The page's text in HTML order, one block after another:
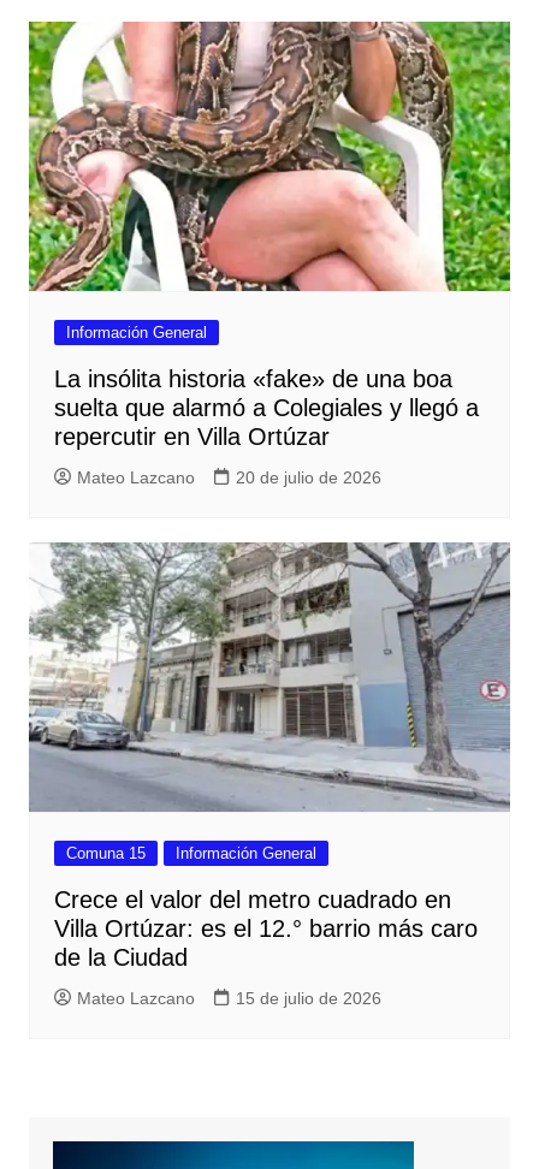
Información General
La insólita historia «fake» de una boa
suelta que alarmó a Colegiales y llegó a
repercutir en Villa Ortúzar
Mateo Lazcano 20 de julio de 2026
Comuna 15 Información General
Crece el valor del metro cuadrado en
Villa Ortúzar: es el 12.° barrio más caro
de la Ciudad
Mateo Lazcano 15 de julio de 2026